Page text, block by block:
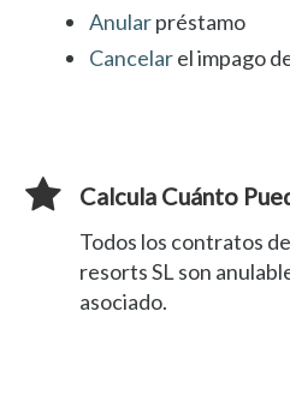
Anularpréstamo
Cancelarel impago
Calcula Cuánto
Todos los contratos
resorts SL son
asociado.